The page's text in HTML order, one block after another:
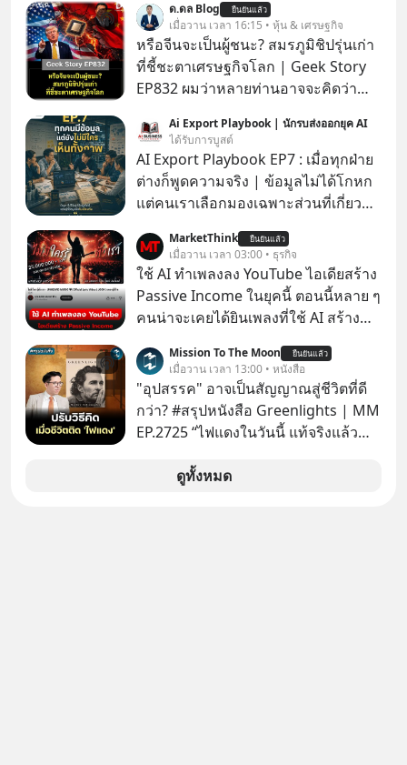
ด.ดล Blog ยืนยันแล้ว
เมื่อวาน เวลา 16:15 • หุ้น & เศรษฐกิจ
หรือจีนจะเป็นผู้ชนะ? สมรภูมิชิปรุ่นเก่า
ที่ชี้ชะตาเศรษฐกิจโลก | Geek Story
EP832 ผมว่าหลายท่านอาจจะคิดว่า
คิดใหม่ได้เลยครับ! ในขณะที่โลกโฟกัส
ชิป 3 นาโนเมตร แต่จีนกำลังเดินเกมที่
น่ากลัวกว่า โดยการเข้ายึดครองตลาด
‘Legacy Chips’ หรือชิปรุ่นเก่า ฟังดูไร้
EV, อุปกรณ์การแพทย์ ไปจนถึง
ขีปนาวุธ! จีนกำลังใช้ ‘Playbook’ เดิมที่
เคยใช้ถล่มตลาดโซล่าเซลล์มาแล้ว คือ
การทุ่มเงินอุดหนุนมหาศาลจนราคาพัง
ทลาย ถ้าตะวันตกแก้เกมไม่ได้ อเมริกา
อาจต้องยอมจำนนและส่งมอบกุญแจ
ควบคุมโลกฮาร์ดแวร์ให้คู่แข่งอย่าง
ถาวร สงครามที่โลกมองข้ามนี้ดุเดือด
แค่ไหน? เลือกฟังกันได้เลยนะครับ อย่า
ลืมกด Follow ติดตาม PodCast ช่อง
Geek Forever’s Podcast ของผมกัน
ด้วยนะครับ 🎧 ฟังผ่าน Spotify :
Ai Export Playbook | นักรบส่งออกยุค AI
ได้รับการบูสต์
AI Export Playbook EP7 : เมื่อทุกฝ่าย
ต่างก็พูดความจริง | ข้อมูลไม่ได้โกหก
แต่คนเราเลือกมองเฉพาะส่วนที่เกี่ยวกับ
MarketThink ยืนยันแล้ว
เมื่อวาน เวลา 03:00 • ธุรกิจ
ใช้ AI ทำเพลงลง YouTube ไอเดียสร้าง
Passive Income ในยุคนี้ ตอนนี้หลาย ๆ
คนน่าจะเคยได้ยินเพลงที่ใช้ AI สร้าง
รู้ตัวเรา” จากช่องชื่อว่า UNHEARD
MUSIC ที่ตอนนี้มียอดรับชมกว่า 26
ล้านครั้งแล้ว
Mission To The Moon ยืนยันแล้ว
เมื่อวาน เวลา 13:00 • หนังสือ
"อุปสรรค" อาจเป็นสัญญาณสู่ชีวิตที่ดี
กว่า? #สรุปหนังสือ Greenlights | MM
EP.2725 “ไฟแดงในวันนี้ แท้จริงแล้ว
เปลี่ยนสี” McConaughey ดาราดาวรุ่ง
ดูทั้งหมด